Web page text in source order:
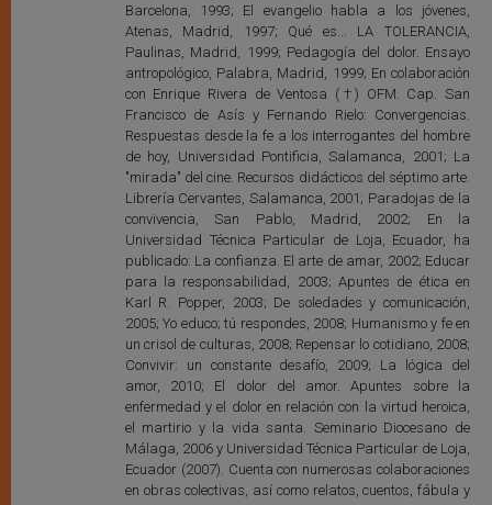
Barcelona, 1993; El evangelio habla a los jóvenes,
Atenas, Madrid, 1997; Qué es... LA TOLERANCIA,
Paulinas, Madrid, 1999; Pedagogía del dolor. Ensayo
antropológico, Palabra, Madrid, 1999; En colaboración
con Enrique Rivera de Ventosa (†) OFM. Cap. San
Francisco de Asís y Fernando Rielo: Convergencias.
Respuestas desde la fe a los interrogantes del hombre
de hoy, Universidad Pontificia, Salamanca, 2001; La
"mirada" del cine. Recursos didácticos del séptimo arte.
Librería Cervantes, Salamanca, 2001; Paradojas de la
convivencia, San Pablo, Madrid, 2002; En la
Universidad Técnica Particular de Loja, Ecuador, ha
publicado: La confianza. El arte de amar, 2002; Educar
para la responsabilidad, 2003; Apuntes de ética en
Karl R. Popper, 2003; De soledades y comunicación,
2005; Yo educo; tú respondes, 2008; Humanismo y fe en
un crisol de culturas, 2008; Repensar lo cotidiano, 2008;
Convivir: un constante desafío, 2009; La lógica del
amor, 2010; El dolor del amor. Apuntes sobre la
enfermedad y el dolor en relación con la virtud heroica,
el martirio y la vida santa. Seminario Diocesano de
Málaga, 2006 y Universidad Técnica Particular de Loja,
Ecuador (2007). Cuenta con numerosas colaboraciones
en obras colectivas, así como relatos, cuentos, fábula y